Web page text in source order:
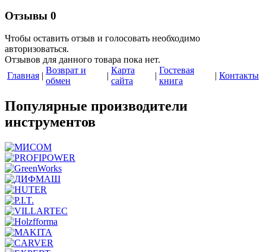
Отзывы 0
Чтобы оcтавить отзыв и голосовать необходимо
авторизоваться.
Отзывов для данного товара пока нет.
Главная |
Возврат и
обмен
|
Карта
сайта
|
Гостевая
книга
| Контакты
Популярные производители
инструментов